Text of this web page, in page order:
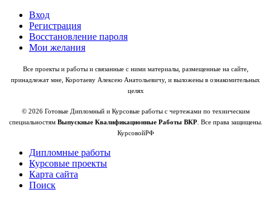
Вход
Регистрация
Восстановление пароля
Мои желания
Все проекты и работы и связанные с ними материалы, размещенные на сайте,
принадлежат мне, Коротаеву Алексею Анатольевичу, и выложены в ознакомительных
целях
© 2026 Готовые Дипломный и Курсовые работы с чертежами по техническим
специальностям Выпускные Квалификационные Работы ВКР. Все права защищены.
КурсовойРФ
Дипломные работы
Курсовые проекты
Карта сайта
Поиск